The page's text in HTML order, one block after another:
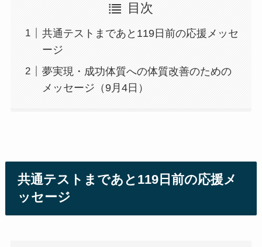
目次
共通テストまであと119日前の応援メッセ
ージ
夢実現・成功体質への体質改善のための
メッセージ（9月4日）
共通テストまであと119日前の応援メ
ッセージ